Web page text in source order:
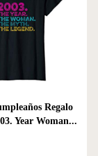
Regalo
Year Woman...